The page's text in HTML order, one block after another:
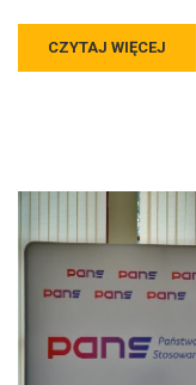
CZYTAJ WIĘCEJ